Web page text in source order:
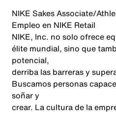
NIKE Sakes Associate/
Empleo en NIKE Retail
NIKE, Inc. no solo ofrece
élite mundial, sino que
potencial,
derriba las barreras y
Buscamos personas
soñar y
crear. La cultura de la